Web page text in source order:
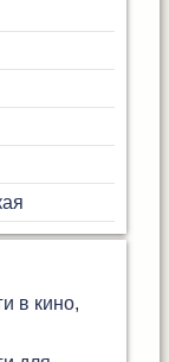
в кино,